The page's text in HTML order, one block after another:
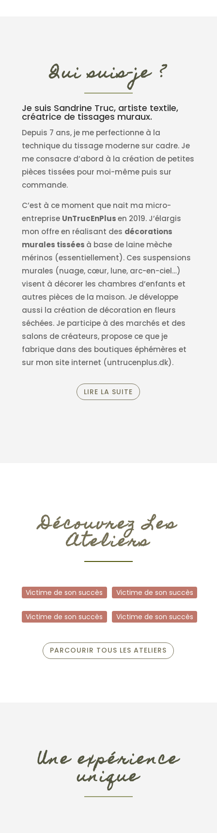
Qui suis-je ?
Je suis Sandrine Truc, artiste textile,
créatrice de tissages muraux.
Depuis 7 ans, je me perfectionne à la
technique du tissage moderne sur cadre. Je
me consacre d’abord à la création de petites
pièces tissées pour moi-même puis sur
commande.
C’est à ce moment que nait ma micro-
entreprise UnTrucEnPlusen 2019. J’élargis
mon offre en réalisant des décorations
murales tissées à base de laine mèche
mérinos (essentiellement). Ces suspensions
murales (nuage, cœur, lune, arc-en-ciel…)
visent à décorer les chambres d’enfants et
autres pièces de la maison. Je développe
aussi la création de décoration en fleurs
séchées. Je participe à des marchés et des
salons de créateurs, propose ce que je
fabrique dans des boutiques éphémères et
sur mon site internet (untrucenplus.dk).
LIRE LA SUITE
Découvrez Les
Ateliers
Victime de son succès Victime de son succès
Victime de son succès Victime de son succès
PARCOURIR TOUS LES ATELIERS
Une expérience
unique